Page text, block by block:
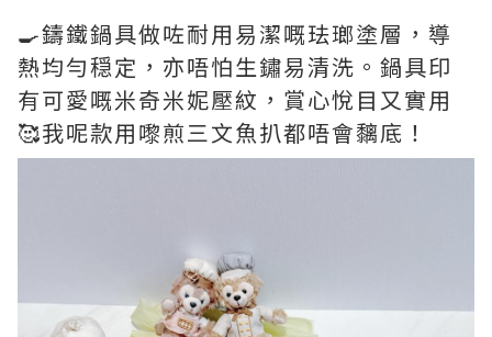
🍳鑄鐵鍋具做咗耐用易潔嘅珐瑯塗層，導
熱均勻穏定，亦唔怕生鏽易清洗。鍋具印
有可愛嘅米奇米妮壓紋，賞心悅目又實用
🥰我呢款用嚟煎三文魚扒都唔會黐底！